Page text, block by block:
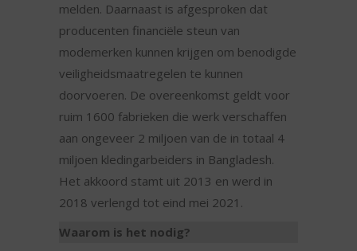
melden. Daarnaast is afgesproken dat
producenten financiële steun van
modemerken kunnen krijgen om benodigde
veiligheidsmaatregelen te kunnen
doorvoeren. De overeenkomst geldt voor
ruim 1600 fabrieken die werk verschaffen
aan ongeveer 2 miljoen van de in totaal 4
miljoen kledingarbeiders in Bangladesh.
Het akkoord stamt uit 2013 en werd in
2018 verlengd tot eind mei 2021.
Waarom is het nodig?